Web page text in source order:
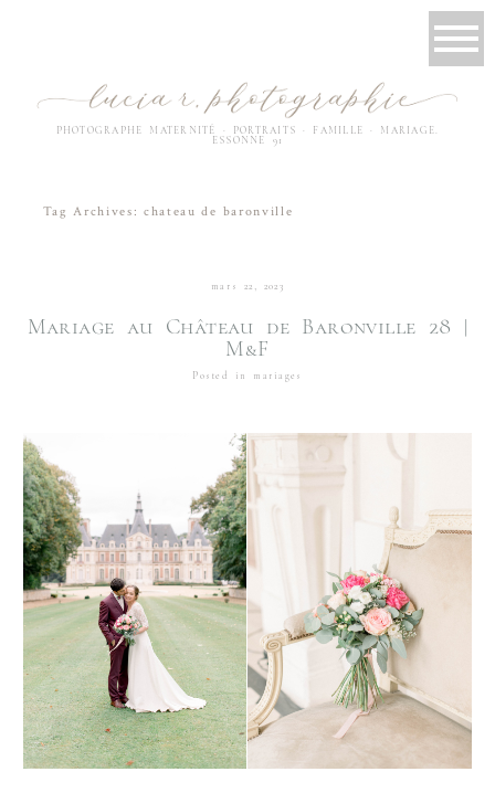
PHOTOGRAPHE MATERNITÉ · PORTRAITS · FAMILLE · MARIAGE.
ESSONNE 91
Tag Archives:chateau de baronville
mars 22, 2023
Mariage au Château de Baronville 28 |
M&F
Posted in mariages